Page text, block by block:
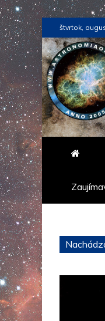
to
content
štvrtok,